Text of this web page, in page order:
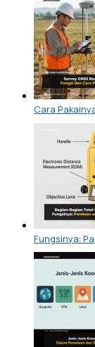
Cara
Fungsinya: